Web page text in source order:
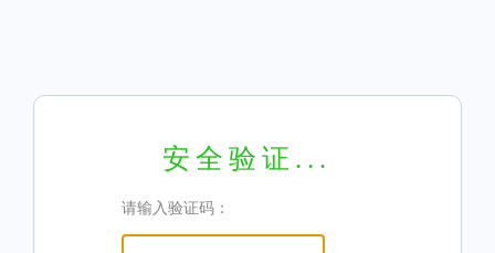
安全验证...
请输入验证码：